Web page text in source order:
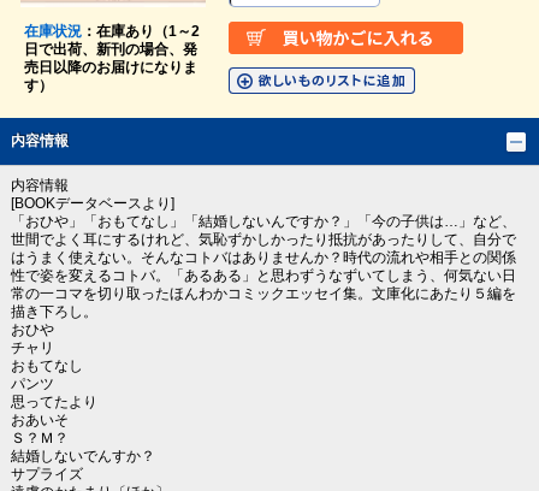
在庫状況：在庫あり（1～2
日で出荷、新刊の場合、発
売日以降のお届けになりま
す）
内容情報
内容情報
[BOOKデータベースより]
「おひや」「おもてなし」「結婚しないんですか？」「今の子供は…」など、
世間でよく耳にするけれど、気恥ずかしかったり抵抗があったりして、自分で
はうまく使えない。そんなコトバはありませんか？時代の流れや相手との関係
性で姿を変えるコトバ。「あるある」と思わずうなずいてしまう、何気ない日
常の一コマを切り取ったほんわかコミックエッセイ集。文庫化にあたり５編を
描き下ろし。
おひや
チャリ
おもてなし
パンツ
思ってたより
おあいそ
Ｓ？Ｍ？
結婚しないでんすか？
サプライズ